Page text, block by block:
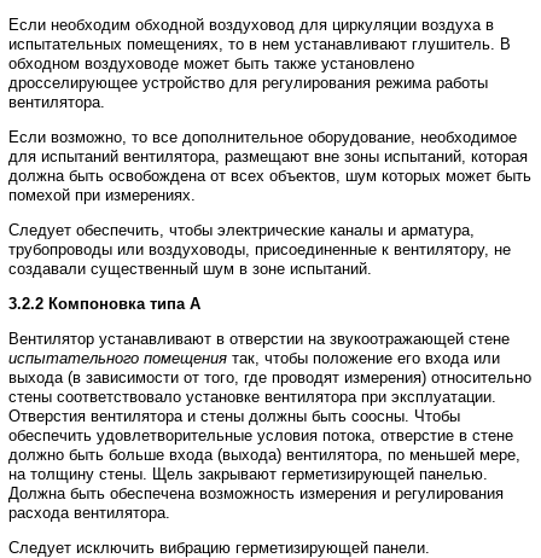
Если необходим обходной воздуховод для циркуляции воздуха в
испытательных помещениях то в нем устанавливают глушитель
В
обходном воздуховоде может быть также установлено
дросселирующее устройство для регулирования режима работы
вентилятора
Если возможно то все дополнительное оборудование необходимое
для испытаний вентилятора размещают вне зоны испытаний которая
должна быть освобождена от всех объектов шум которых может быть
помехой при измерениях
Следует обеспечить чтобы электрические каналы и арматура
трубопроводы или воздуховоды присоединенные к вентилятору, не
создавали существенный шум в зоне испытаний
3.2.2 Компоновка типа А
Вентилятор устанавливают в отверстии на звукоотражающей стене
испытательного помещения так чтобы положение его входа или
выхода (в зависимости от того где проводят измерения) относительно
стены соответствовало установке вентилятора при эксплуатации
Отверстия вентилятора и стены должны быть соосны Чтобы
обеспечить удовлетворительные условия потока отверстие в стене
должно быть больше входа (выхода) вентилятора по меньшей мере
на толщину стены Щель закрывают герметизирующей панелью
Должна быть обеспечена возможность измерения и регулирования
расхода вентилятора
Следует исключить вибрацию герметизирующей панели